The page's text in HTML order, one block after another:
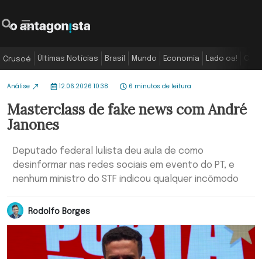
Crusoé Últimas Notícias Brasil Mundo Economia Lado oa!
Análise 12.06.2026 10:38 6 minutos de leitura
Masterclass de fake news com André
Janones
Deputado federal lulista deu aula de como
desinformar nas redes sociais em evento do PT, e
nenhum ministro do STF indicou qualquer incômodo
Rodolfo Borges